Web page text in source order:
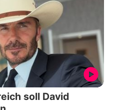
soll David